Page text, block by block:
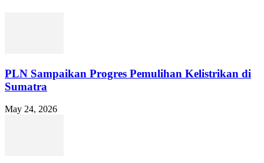
PLN Sampaikan Progres Pemulihan Kelistrikan di
Sumatra
May 24, 2026